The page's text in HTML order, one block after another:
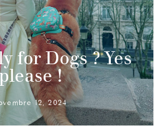
for Dogs ? Yes
!
12, 2024